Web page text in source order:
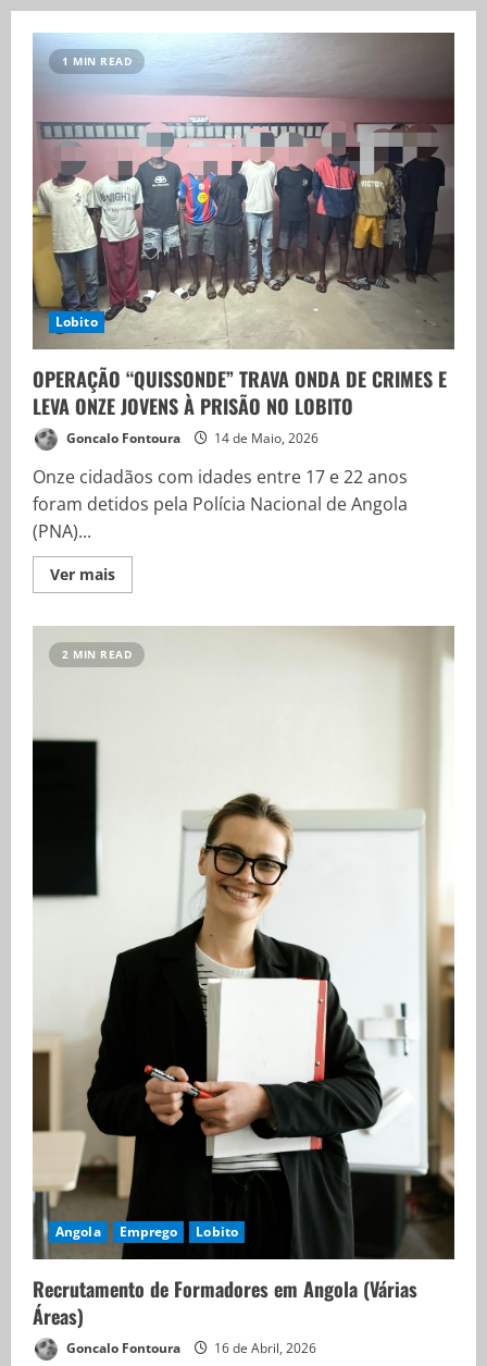
1 MIN READ
Lobito
OPERAÇÃO “QUISSONDE” TRAVA ONDA DE CRIMES E
LEVA ONZE JOVENS À PRISÃO NO LOBITO
Goncalo Fontoura 14 de Maio, 2026
Onze cidadãos com idades entre 17 e 22 anos
foram detidos pela Polícia Nacional de Angola
(PNA)...
Ver mais
2 MIN READ
Angola Emprego Lobito
Recrutamento de Formadores em Angola (Várias
Áreas)
Goncalo Fontoura 16 de Abril, 2026